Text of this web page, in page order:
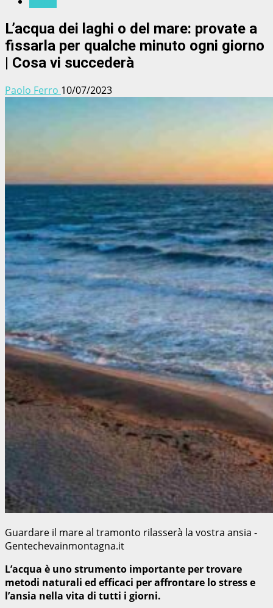
L’acqua dei laghi o del mare: provate a
fissarla per qualche minuto ogni giorno
| Cosa vi succederà
Paolo Ferro 10/07/2023
Guardare il mare al tramonto rilasserà la vostra ansia -
Gentechevainmontagna.it
L’acqua è uno strumento importante per trovare
metodi naturali ed efficaci per affrontare lo stress e
l’ansia nella vita di tutti i giorni.